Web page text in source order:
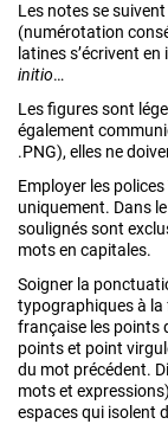
Les notes se suivent
(numérotation
latines s’écrivent en
initio…
Les figures sont
également
.PNG), elles ne
Employer les
uniquement. Dans
soulignés sont
mots en capitales.
Soigner la
typographiques à la
française les points
points et point
du mot précédent.
mots et
espaces qui isolent